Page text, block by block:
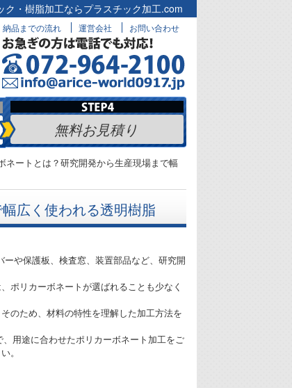
ク・樹脂加工ならプラスチック加工.com
納品までの流れ 運営会社 お問い合わせ
無料お見積り
ネートとは？研究開発から生産現場まで幅
広く使われる透明樹脂
や保護板、検査窓、装置部品など、研究開
ポリカーボネートが選ばれることも少なく
のため、材料の特性を理解した加工方法を
用途に合わせたポリカーボネート加工をご
。